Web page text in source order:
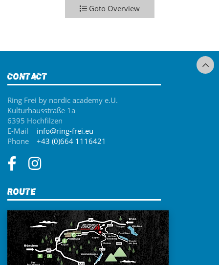
Goto Overview
Contact
Ring Frei by nordic academy e.U.
Kulturhausstraße 1a
6395 Hochfilzen
E-Mail
info@ring-frei.eu
Phone
+43 (0)664 1116421
Route